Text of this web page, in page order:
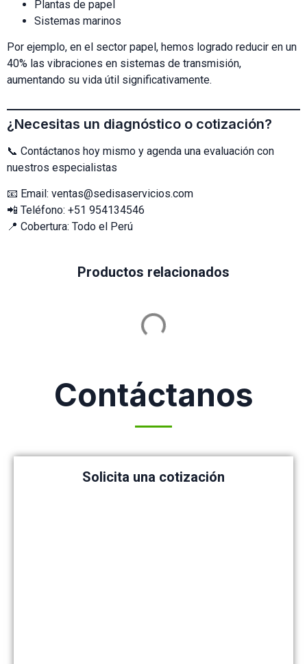
Plantas de papel
Sistemas marinos
Por ejemplo, en el sector papel, hemos logrado reducir en un
40% las vibraciones en sistemas de transmisión,
aumentando su vida útil significativamente.
¿Necesitas un diagnóstico o cotización?
📞 Contáctanos hoy mismo y agenda una evaluación con
nuestros especialistas
📧 Email: ventas@sedisaservicios.com
📲 Teléfono: +51 954134546
📍 Cobertura: Todo el Perú
Productos relacionados
Contáctanos
Solicita una cotización